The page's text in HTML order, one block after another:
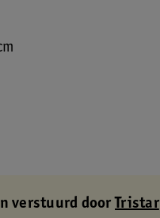
verstuurd doorTristar